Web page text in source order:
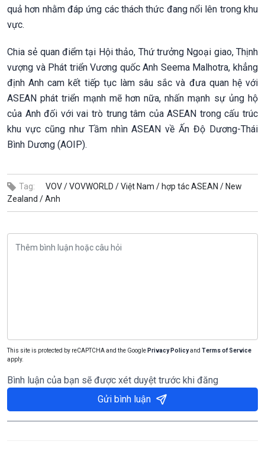
quả hơn nhằm đáp ứng các thách thức đang nổi lên trong khu
vực.
Chia sẻ quan điểm tại Hội thảo, Thứ trưởng Ngoại giao, Thịnh
vượng và Phát triển Vương quốc Anh Seema Malhotra, khẳng
định Anh cam kết tiếp tục làm sâu sắc và đưa quan hệ với
ASEAN phát triển mạnh mẽ hơn nữa, nhấn mạnh sự ủng hộ
của Anh đối với vai trò trung tâm của ASEAN trong cấu trúc
khu vực cũng như Tầm nhìn ASEAN về Ấn Độ Dương-Thái
Bình Dương (AOIP).
Tag: VOV /VOVWORLD /Việt Nam / hợp tác ASEAN / New
Zealand /Anh
This site is protected by reCAPTCHA and the Google Privacy Policyand Terms of Service
apply.
Bình luận của bạn sẽ được xét duyệt trước khi đăng
Gửi bình luận